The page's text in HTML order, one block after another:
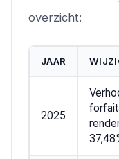
overzicht:
JAAR
2025